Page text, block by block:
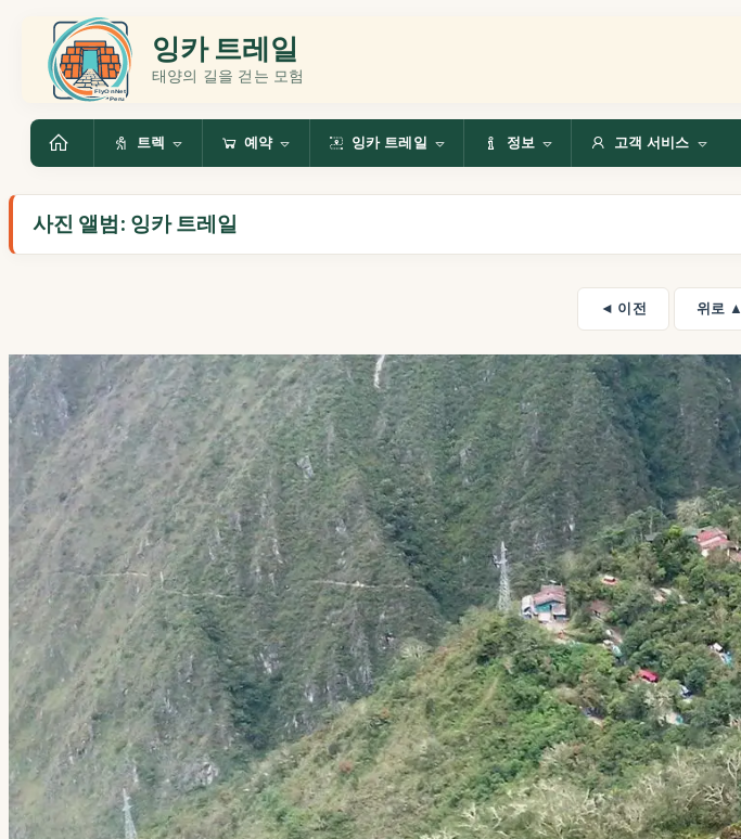
잉카 트레일
태양의 길을 걷는 모험
트렉 예약 잉카 트레일 정보 고객 서비스
사진 앨범: 잉카 트레일
◄ 이전 위로 ▲